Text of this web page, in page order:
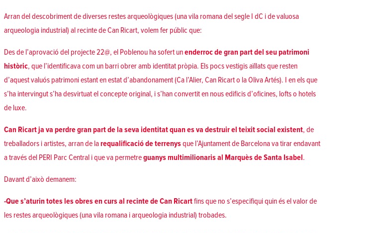
Arran del descobriment de diverses restes arqueològiques (una vila romana del segle I dC i de valuosa
arqueologia industrial) al recinte de Can Ricart, volem fer públic que:
Des de l’aprovació del projecte 22@, el Poblenou ha sofert unenderroc de gran part del seu patrimoni
històric, que l’identificava com un barri obrer amb identitat pròpia. Els pocs vestigis aïllats que resten
d’aquest valuós patrimoni estant en estat d’abandonament (Ca l’Alier, Can Ricart o la Oliva Artés). I en els que
s’ha intervingut s’ha desvirtuat el concepte original, i s’han convertit en nous edificis d’oficines, lofts o hotels
de luxe.
Can Ricart ja va perdre gran part de la seva identitat quan es va destruir el teixit social existent, de
treballadors i artistes, arran de larequalificació de terrenysque l’Ajuntament de Barcelona va tirar endavant
a través del PERI Parc Central i que va permetreguanys multimilionaris al Marquès de Santa Isabel.
Davant d’això demanem:
-Que s’aturin totes les obres en curs al recinte de Can Ricartfins que no s’especifiqui quin és el valor de
les restes arqueològiques (una vila romana i arqueologia industrial) trobades.